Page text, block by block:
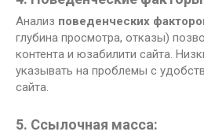
Анализ поведенческих
глубина просмотра, отказы)
контента и юзабилити сайта.
указывать на проблемы с
сайта.
5. Ссылочная масса: